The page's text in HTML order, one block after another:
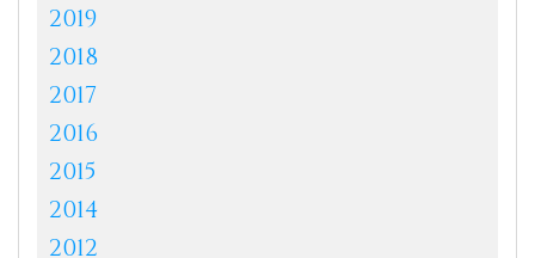
2019
2018
2017
2016
2015
2014
2012